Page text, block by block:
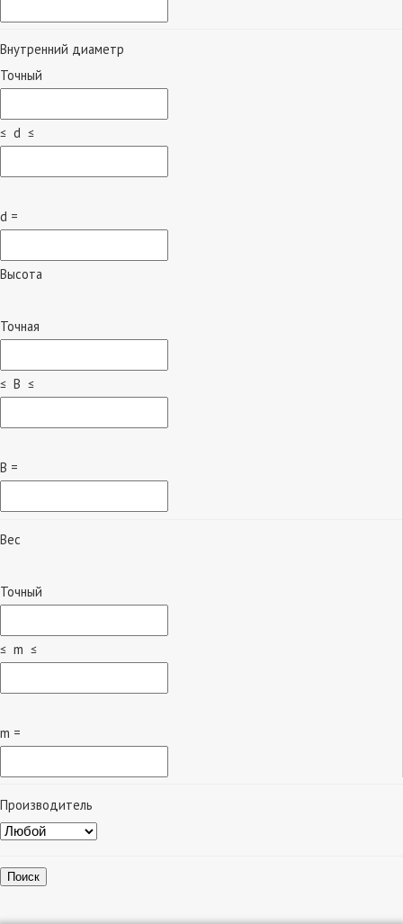
Внутренний диаметр
Точный
≤ d ≤
d =
Высота
Точная
≤ B ≤
B =
Вес
Точный
≤ m ≤
m =
Производитель
Поиск